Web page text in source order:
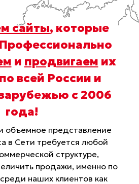
сайты, которые
и продвигаем их
всей России и
с 2006
года!
объемное представление
в Сети требуется любой
структуре,
продажи, именно по
наших клиентов как